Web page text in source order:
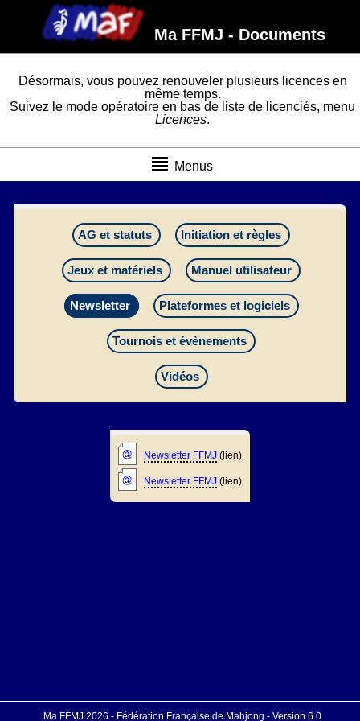
Ma FFMJ - Documents
Désormais, vous pouvez renouveler plusieurs licences en
même temps.
Suivez le mode opératoire en bas de liste de licenciés, menu
Licences.
Menus
AG et statuts Initiation et règles
Jeux et matériels Manuel utilisateur
Newsletter Plateformes et logiciels
Tournois et évènements
Vidéos
Newsletter FFMJ (lien)
Newsletter FFMJ (lien)
Ma FFMJ 2026 - Fédération Française de Mahjong - Version 6.0